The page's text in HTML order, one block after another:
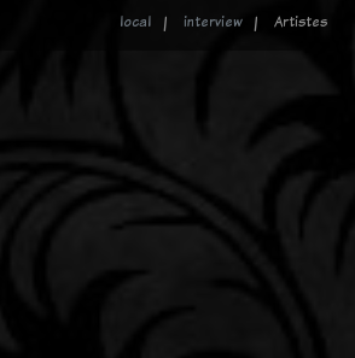
local interview Artistes